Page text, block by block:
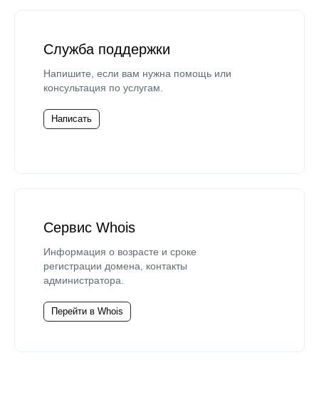
Служба поддержки
Напишите, если вам нужна помощь или
консультация по услугам.
Написать
Сервис Whois
Информация о возрасте и сроке
регистрации домена, контакты
администратора.
Перейти в Whois